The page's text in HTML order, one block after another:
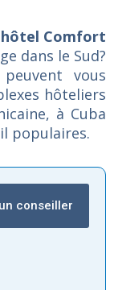
hôtel Comfort
dans le Sud?
peuvent vous
hôteliers
à Cuba
populaires.
conseiller